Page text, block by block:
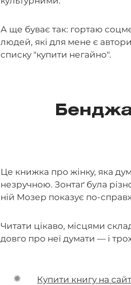
А ще буває так: гортаю
людей, які для мене є
списку "купити негайно".
Це книжка про жінку, яка
незручною. Зонтаґ була
ній Мозер показує по-
Читати цікаво, місцями
довго про неї думати — і
Купити книгу на